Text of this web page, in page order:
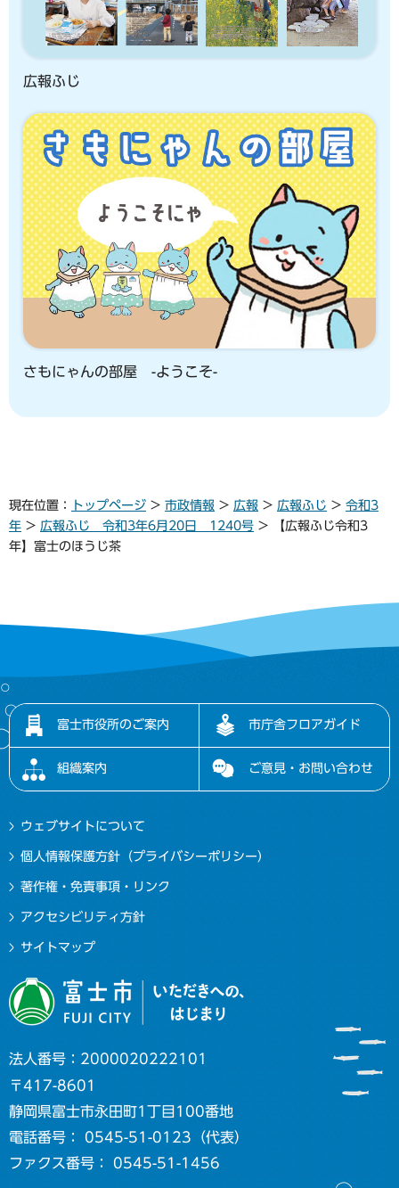
広報ふじ
さもにゃんの部屋 -ようこそ-
現在位置： トップページ > 市政情報 > 広報 > 広報ふじ > 令和3
年 > 広報ふじ 令和3年6月20日 1240号 > 【広報ふじ令和3
年】富士のほうじ茶
富士市役所のご案内 市庁舎フロアガイド
組織案内 ご意見・お問い合わせ
ウェブサイトについて
個人情報保護方針（プライバシーポリシー）
著作権・免責事項・リンク
アクセシビリティ方針
サイトマップ
法人番号：2000020222101
〒417-8601
静岡県富士市永田町1丁目100番地
電話番号： 0545-51-0123（代表）
ファクス番号： 0545-51-1456